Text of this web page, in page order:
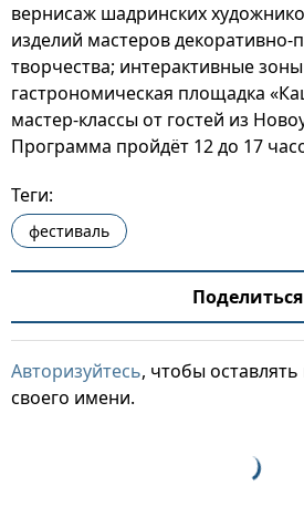
вернисаж шадринских
изделий мастеров декоративно-
творчества; интерактивные зоны
гастрономическая площадка
мастер-классы от гостей из
Программа пройдёт 12 до 17
Теги:
фестиваль
Поделиться
Авторизуйтесь, чтобы
своего имени.